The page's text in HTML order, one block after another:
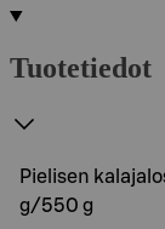
Tuotetiedot
Pielisen
g/550 g